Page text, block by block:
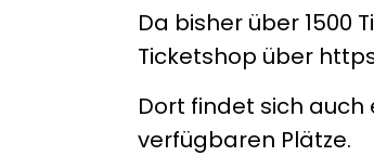
Da bisher über 1500
Ticketshop über
Dort findet sich
verfügbaren Plätze.